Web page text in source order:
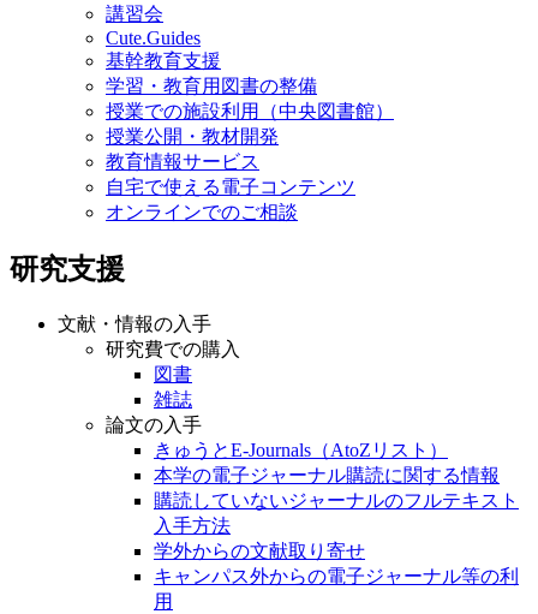
講習会
Cute.Guides
基幹教育支援
学習・教育用図書の整備
授業での施設利用（中央図書館）
授業公開・教材開発
教育情報サービス
自宅で使える電子コンテンツ
オンラインでのご相談
研究支援
文献・情報の入手
研究費での購入
図書
雑誌
論文の入手
きゅうとE-Journals（AtoZリスト）
本学の電子ジャーナル購読に関する情報
購読していないジャーナルのフルテキスト
入手方法
学外からの文献取り寄せ
キャンパス外からの電子ジャーナル等の利
用